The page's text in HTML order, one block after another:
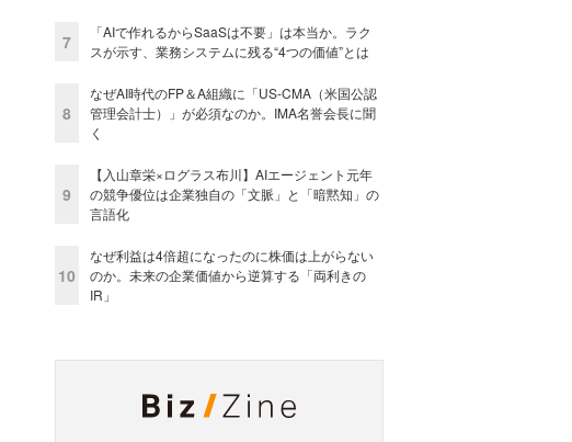
7
「AIで作れるからSaaSは不要」は本当か。ラク
スが示す、業務システムに残る“4つの価値”とは
8
なぜAI時代のFP＆A組織に「US-CMA（米国公認
管理会計士）」が必須なのか。IMA名誉会長に聞
く
9
【入山章栄×ログラス布川】AIエージェント元年
の競争優位は企業独自の「文脈」と「暗黙知」の
言語化
10
なぜ利益は4倍超になったのに株価は上がらない
のか。未来の企業価値から逆算する「両利きの
IR」